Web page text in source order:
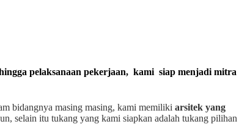
pelaksanaan pekerjaan, kami siap menjadi mitra
bidangnya masing masing, kami memiliki arsitek yang
selain itu tukang yang kami siapkan adalah tukang pilihan